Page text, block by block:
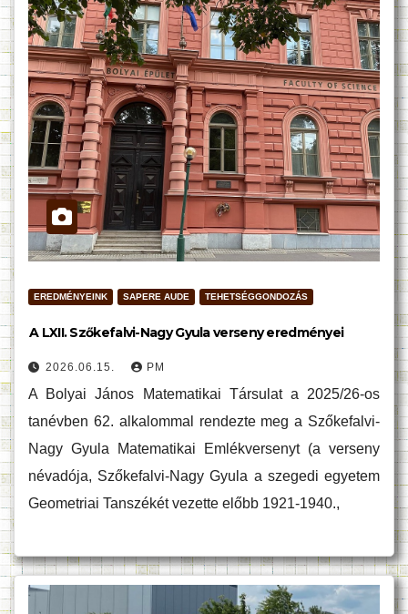
EREDMÉNYEINK SAPERE AUDE TEHETSÉGGONDOZÁS
A LXII. Szőkefalvi-Nagy Gyula verseny eredményei
2026.06.15. PM
A Bolyai János Matematikai Társulat a 2025/26-os
tanévben 62. alkalommal rendezte meg a Szőkefalvi-
Nagy Gyula Matematikai Emlékversenyt (a verseny
névadója, Szőkefalvi-Nagy Gyula a szegedi egyetem
Geometriai Tanszékét vezette előbb 1921-1940.,